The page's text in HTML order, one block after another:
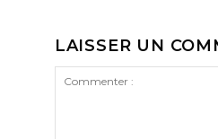
LAISSER UN